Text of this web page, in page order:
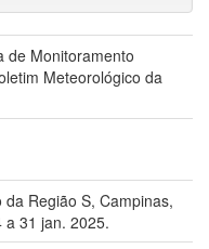
de Monitoramento
Meteorológico da
Região S, Campinas,
a 31 jan. 2025.